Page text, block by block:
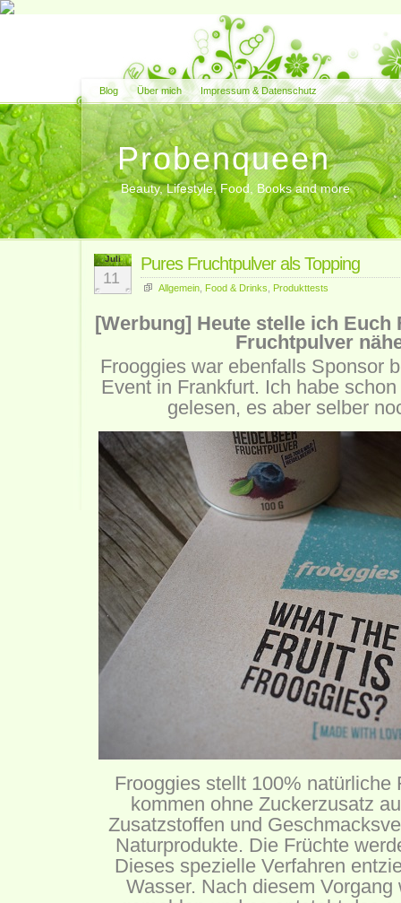
Blog Über mich Impressum & Datenschutz
Probenqueen
Beauty, Lifestyle, Food, Books and more
Juli
11
Pures Fruchtpulver als Topping
Allgemein Food & Drinks Produkttests
[Werbung] Heute stelle ich Euch
Fruchtpulver
Frooggies war ebenfalls Sponsor
Event in Frankfurt. Ich habe
gelesen, es aber selber
Frooggies stellt 100% natürliche
kommen ohne Zuckerzusatz
Zusatzstoffen und
Naturprodukte. Die Früchte
Dieses spezielle Verfahren
Wasser. Nach diesem Vorgang